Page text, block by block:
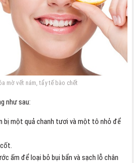
mờ vết nám, tẩy tế bào chết
như sau:
bị một quả chanh tươi và một tô nhỏ để
ấm để loại bỏ bụi bẩn và sạch lỗ chân